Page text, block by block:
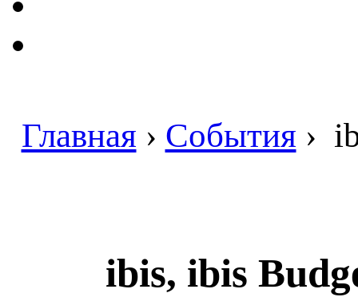
Главная › События ›
ibis, ibis